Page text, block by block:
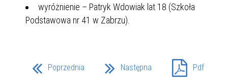
wyróżnienie – Patryk Wdowiak lat 18 (Szkoła
Podstawowa nr 41 w Zabrzu).
Poprzednia Następna Pdf